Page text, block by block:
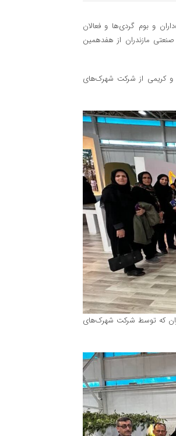
اقامتگاه‌داران و بوم گردی‌ها و فعالان
مازندران از هفدهمین
و کریمی از شرکت شهرک‌های
که توسط شرکت شهرک‌های